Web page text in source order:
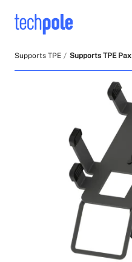
Supports TPE Supports TPE Pax